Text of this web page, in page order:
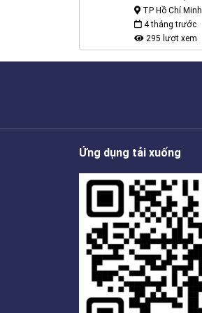
TP Hồ Chí Minh
4 tháng trước
295 lượt xem
Ứng dụng tải xuống